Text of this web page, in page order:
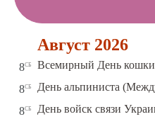
Август 2026
8сб Всемирный День кошки
8сб День альпиниста
8сб День войск связи